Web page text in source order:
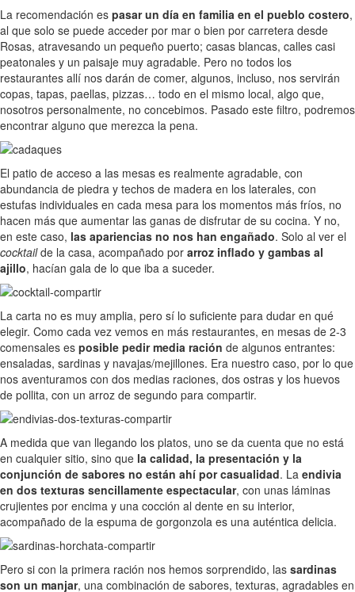
La recomendación es pasar un día en familia en el pueblo costero,
al que solo se puede acceder por mar o bien por carretera desde
Rosas, atravesando un pequeño puerto; casas blancas, calles casi
peatonales y un paisaje muy agradable. Pero no todos los
restaurantes allí nos darán de comer, algunos, incluso, nos servirán
copas, tapas, paellas, pizzas… todo en el mismo local, algo que,
nosotros personalmente, no concebimos. Pasado este filtro, podremos
encontrar alguno que merezca la pena.
El patio de acceso a las mesas es realmente agradable, con
abundancia de piedra y techos de madera en los laterales, con
estufas individuales en cada mesa para los momentos más fríos, no
hacen más que aumentar las ganas de disfrutar de su cocina. Y no,
en este caso, las apariencias no nos han engañado. Solo al ver el
cocktailde la casa, acompañado por arroz inflado y gambas al
ajillo, hacían gala de lo que iba a suceder.
La carta no es muy amplia, pero sí lo suficiente para dudar en qué
elegir. Como cada vez vemos en más restaurantes, en mesas de 2-3
comensales es posible pedir media ración de algunos entrantes:
ensaladas, sardinas y navajas/mejillones. Era nuestro caso, por lo que
nos aventuramos con dos medias raciones, dos ostras y los huevos
de pollita, con un arroz de segundo para compartir.
A medida que van llegando los platos, uno se da cuenta que no está
en cualquier sitio, sino que la calidad, la presentación y la
conjunción de sabores no están ahí por casualidad. La endivia
en dos texturas sencillamente espectacular, con unas láminas
crujientes por encima y una cocción al dente en su interior,
acompañado de la espuma de gorgonzola es una auténtica delicia.
Pero si con la primera ración nos hemos sorprendido, las sardinas
son un manjar, una combinación de sabores, texturas, agradables en